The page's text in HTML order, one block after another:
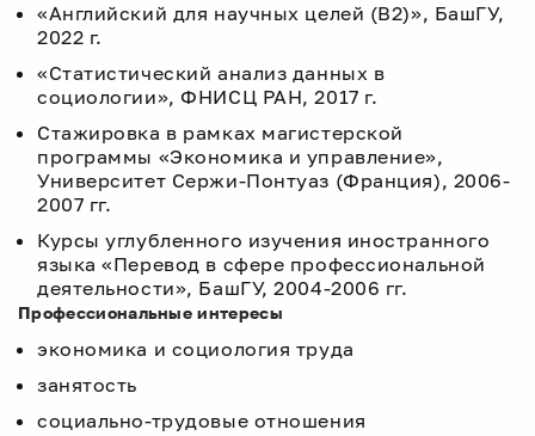
«Английский для научных целей (B2)», БашГУ,
2022 г.
«Статистический анализ данных в
социологии», ФНИСЦ РАН, 2017 г.
Стажировка в рамках магистерской
программы «Экономика и управление»,
Университет Сержи-Понтуаз (Франция), 2006-
2007 гг.
Курсы углубленного изучения иностранного
языка «Перевод в сфере профессиональной
деятельности», БашГУ, 2004-2006 гг.
Профессиональные интересы
экономика и социология труда
занятость
социально-трудовые отношения